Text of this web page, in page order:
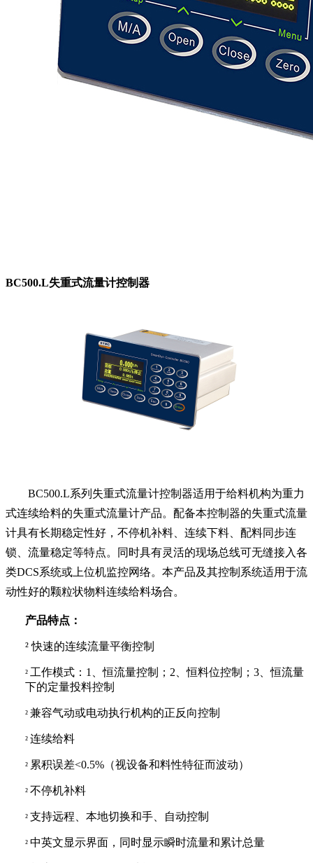
BC500.L失重式流量计控制器
BC500.L系列失重式流量计控制器适用于给料机构为重力
式连续给料的失重式流量计产品。配备本控制器的失重式流量
计具有长期稳定性好，不停机补料、连续下料、配料同步连
锁、流量稳定等特点。同时具有灵活的现场总线可无缝接入各
类DCS系统或上位机监控网络。本产品及其控制系统适用于流
动性好的颗粒状物料连续给料场合。
产品特点：
²快速的连续流量平衡控制
² 工作模式：1、恒流量控制；2、恒料位控制；3、恒流量
下的定量投料控制
² 兼容气动或电动执行机构的正反向控制
² 连续给料
² 累积误差<0.5%（视设备和料性特征而波动）
² 不停机补料
² 支持远程、本地切换和手、自动控制
² 中英文显示界面，同时显示瞬时流量和累计总量